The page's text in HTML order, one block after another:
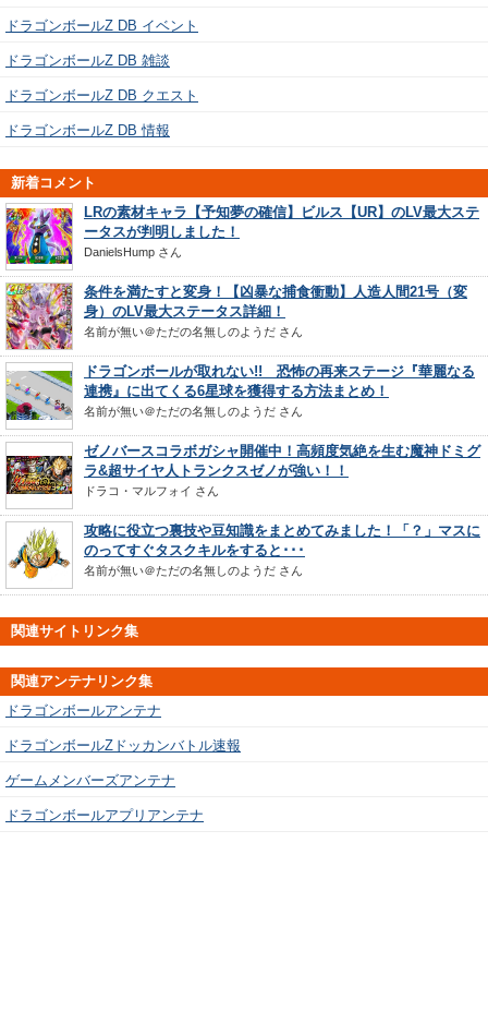
ドラゴンボールZ DB イベント
ドラゴンボールZ DB 雑談
ドラゴンボールZ DB クエスト
ドラゴンボールZ DB 情報
新着コメント
LRの素材キャラ【予知夢の確信】ビルス【UR】のLV最大ステ
ータスが判明しました！
DanielsHump さん
条件を満たすと変身！【凶暴な捕食衝動】人造人間21号（変
身）のLV最大ステータス詳細！
名前が無い＠ただの名無しのようだ さん
ドラゴンボールが取れない!! 恐怖の再来ステージ『華麗なる
連携』に出てくる6星球を獲得する方法まとめ！
名前が無い＠ただの名無しのようだ さん
ゼノバースコラボガシャ開催中！高頻度気絶を生む魔神ドミグ
ラ&超サイヤ人トランクスゼノが強い！！
ドラコ・マルフォイ さん
攻略に役立つ裏技や豆知識をまとめてみました！「？」マスに
のってすぐタスクキルをすると･･･
名前が無い＠ただの名無しのようだ さん
関連サイトリンク集
関連アンテナリンク集
ドラゴンボールアンテナ
ドラゴンボールZドッカンバトル速報
ゲームメンバーズアンテナ
ドラゴンボールアプリアンテナ